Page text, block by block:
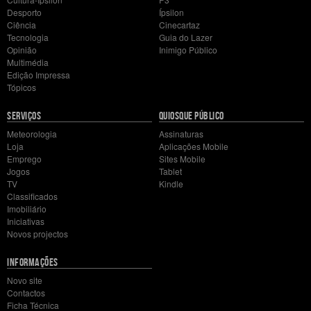
Desporto
Ciência
Tecnologia
Opinião
Multimédia
Edição Impressa
Tópicos
Ípsilon
Cinecartaz
Guia do Lazer
Inimigo Público
SERVIÇOS
Meteorologia
Loja
Emprego
Jogos
TV
Classificados
Imobiliário
Iniciativas
Novos projectos
QUIOSQUE PÚBLICO
Assinaturas
Aplicações Mobile
Sites Mobile
Tablet
Kindle
INFORMAÇÕES
Novo site
Contactos
Ficha Técnica